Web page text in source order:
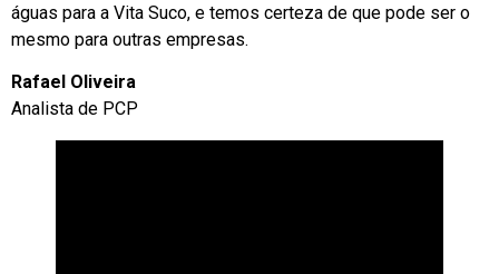
águas para a Vita Suco, e temos certeza de que pode ser o
mesmo para outras empresas.
Rafael Oliveira
Analista de PCP